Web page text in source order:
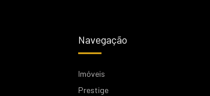
Navegação
Imóveis
Prestige